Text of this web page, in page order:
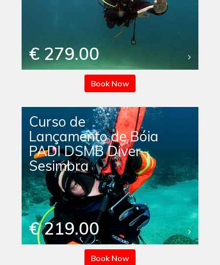
€ 279.00
Book Now
Curso de
Lançamento de Bóia
PADI DSMB Diver
Sesimbra
€ 219.00
Book Now